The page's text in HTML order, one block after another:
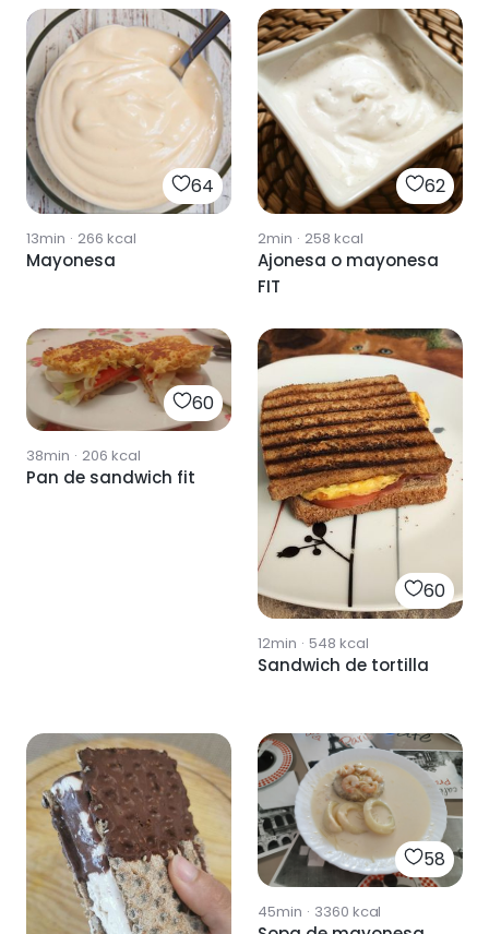
64
13min · 266 kcal
Mayonesa
62
2min · 258 kcal
Ajonesa o mayonesa
FIT
60
38min · 206 kcal
Pan de sandwich fit
60
12min · 548 kcal
Sandwich de tortilla
58
45min · 3360 kcal